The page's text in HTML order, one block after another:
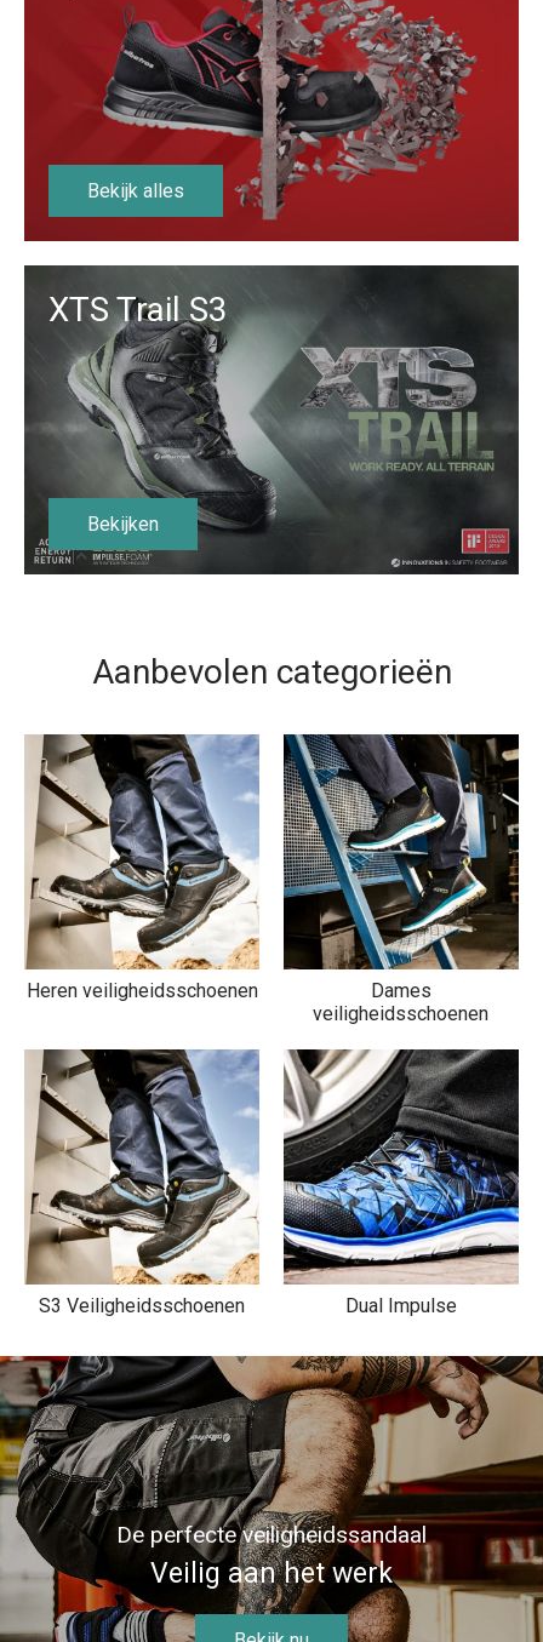
Bekijk alles
XTS Trail S3
Bekijken
Aanbevolen categorieën
Heren veiligheidsschoenen
Dames
veiligheidsschoenen
S3 Veiligheidsschoenen Dual Impulse
De perfecte veiligheidssandaal
Veilig aan het werk